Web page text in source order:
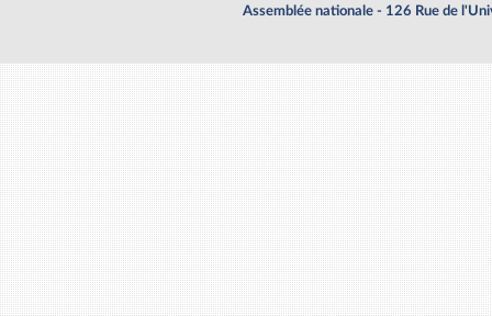
Assemblée nationale - 126 Rue de